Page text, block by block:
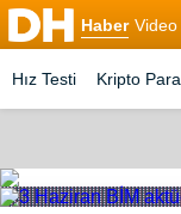
Haber Video
Hız Testi Kripto Para